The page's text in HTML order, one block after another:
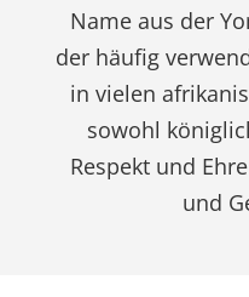
Name aus der
der häufig
in vielen
sowohl
Respekt und
und